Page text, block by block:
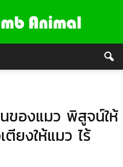
ของแมว พิสูจน์ให้
ตียงให้แมว ไร้